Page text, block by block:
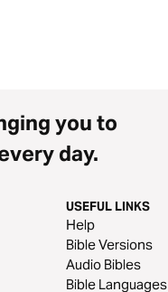
you to
day.
USEFUL LINKS
Help
Bible Versions
Audio Bibles
Bible Languages